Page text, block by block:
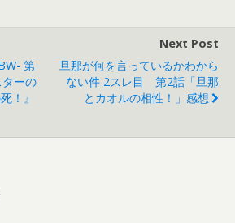
第
ーの
！』
Next Post
旦那が何を言っているかわから
ない件 2スレ目 第2話「旦那
とカオルの相性！」感想